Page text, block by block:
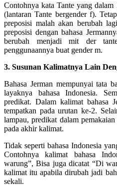
Contohnya kata Tante yang dalam
(lantaran Tante bergender f).
preposisi malah akan berubah
preposisi dengan bahasa
berubah menjadi mit der
penggunaannya buat gender m.
3. Susunan Kalimatnya Lain
Bahasa Jerman mempunyai tata
layaknya bahasa Indonesia.
predikat. Dalam kalimat bahasa
tempatkan pada urutan ke-2.
lampau, predikat dalam
pada akhir kalimat.
Tidak seperti bahasa Indonesia
Contohnya kalimat bahasa
warung”, Bisa juga dicatat “Di
kalimat itu apabila dirubah jadi
sekali.